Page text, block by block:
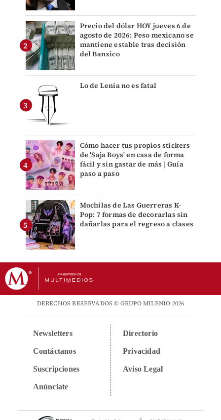
Precio del dólar HOY jueves 6 de
agosto de 2026: Peso mexicano se
mantiene estable tras decisión
del Banxico
Lo de Lenia no es fatal
Cómo hacer tus propios stickers
de 'Saja Boys' en casa de forma
fácil y sin gastar de más | Guía
paso a paso
Mochilas de Las Guerreras K-
Pop: 7 formas de decorarlas sin
dañarlas para el regreso a clases
DERECHOS RESERVADOS © GRUPO MILENIO 2026
Newsletters
Contáctanos
Suscripciones
Anúnciate
Directorio
Privacidad
Aviso Legal